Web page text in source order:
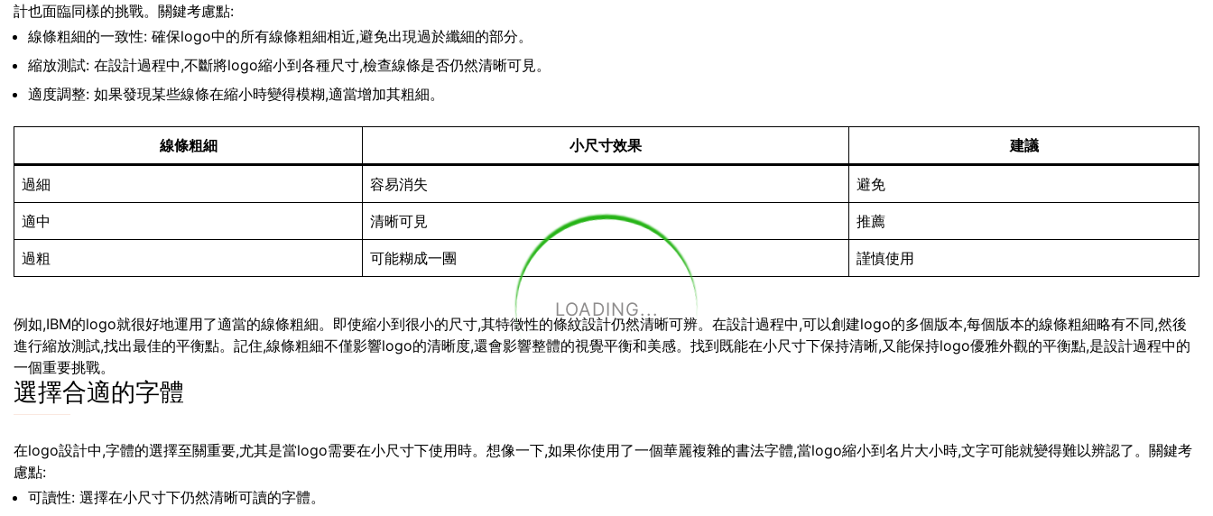
LOADING...
計也面臨同樣的挑戰。關鍵考慮點:
線條粗細的一致性: 確保logo中的所有線條粗細相近,避免出現過於纖細的部分。
縮放測試: 在設計過程中,不斷將logo縮小到各種尺寸,檢查線條是否仍然清晰可見。
適度調整: 如果發現某些線條在縮小時變得模糊,適當增加其粗細。
線條粗細 小尺寸效果 建議
過細 容易消失 避免
適中 清晰可見 推薦
過粗 可能糊成一團 謹慎使用
例如,IBM的logo就很好地運用了適當的線條粗細。即使縮小到很小的尺寸,其特徵性的條紋設計仍然清晰可辨。在設計過程中,可以創建logo的多個版本,每個版本的線條粗細略有不同,然後
進行縮放測試,找出最佳的平衡點。記住,線條粗細不僅影響logo的清晰度,還會影響整體的視覺平衡和美感。找到既能在小尺寸下保持清晰,又能保持logo優雅外觀的平衡點,是設計過程中的
一個重要挑戰。
選擇合適的字體
在logo設計中,字體的選擇至關重要,尤其是當logo需要在小尺寸下使用時。想像一下,如果你使用了一個華麗複雜的書法字體,當logo縮小到名片大小時,文字可能就變得難以辨認了。關鍵考
慮點:
可讀性: 選擇在小尺寸下仍然清晰可讀的字體。